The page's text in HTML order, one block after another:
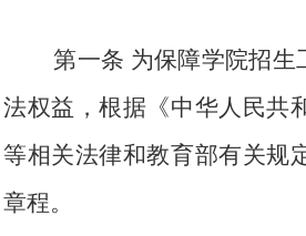
第一条 为保障学院招生
法权益，根据《中华人民共
等相关法律和教育部有关规
章程。